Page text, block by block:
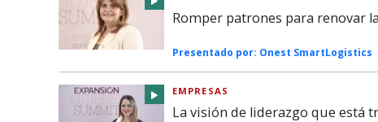
Romper patrones para renovar
Presentado por: Onest SmartLogistics
EMPRESAS
La visión de liderazgo que está